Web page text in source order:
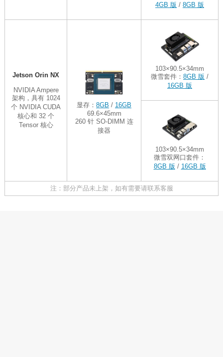
4GB 版 / 8GB 版
Jetson Orin NX
NVIDIA Ampere
架构，具有 1024
个 NVIDIA CUDA
核心和 32 个
Tensor 核心
显存： 8GB / 16GB
69.6×45mm
260 针 SO-DIMM 连
接器
103×90.5×34mm
微雪套件： 8GB 版 /
16GB 版
103×90.5×34mm
微雪双网口套件：
8GB 版 / 16GB 版
注：部分产品未上架，如有需要请联系客服